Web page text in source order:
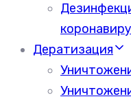
Дератизация